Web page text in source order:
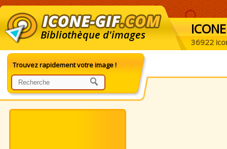
Bibliothèque d'images ICONE
36922
Trouvez rapidement votre image !